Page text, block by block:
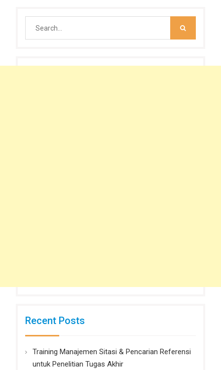
Recent Posts
Training Manajemen Sitasi & Pencarian Referensi
untuk Penelitian Tugas Akhir